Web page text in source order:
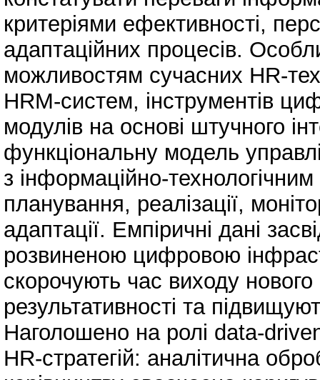
критеріями ефективності,
адаптаційних процесів.
можливостям сучасних HR-
HRM-систем, інструментів
модулів на основі штучного
функціональну модель
з інформаційно-
планування, реалізації,
адаптації. Емпіричні дані
розвиненою цифровою
скорочують час виходу
результативності та
Наголошено на ролі data-
HR-стратегій: аналітична